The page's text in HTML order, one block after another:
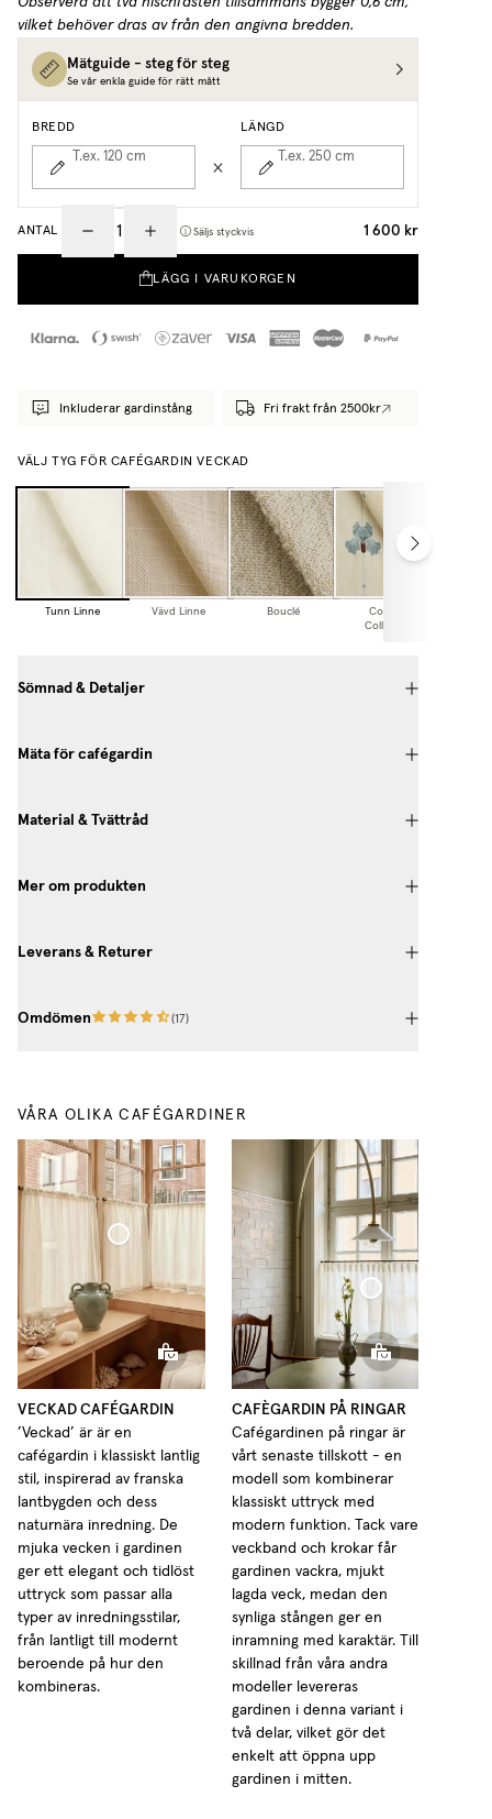
vilket behöver dras av från den angivna bredden.
Mätguide - steg för steg
Se vår enkla guide för rätt mått
BREDD
T.ex. 120 cm
LÄNGD
T.ex. 250 cm
ANTAL Säljs styckvis 1 600 kr
LÄGG I VARUKORGEN
Inkluderar gardinstång Fri frakt från 2500kr
VÄLJ TYG FÖR CAFÉGARDIN VECKAD
Tunn Linne Vävd Linne Bouclé
Cottage
Collection
Sömnad & Detaljer
Mäta för cafégardin
Material & Tvättråd
Mer om produkten
Leverans & Returer
Omdömen (17)
VÅRA OLIKA CAFÉGARDINER
VECKAD CAFÉGARDIN
’Veckad’ är är en
cafégardin i klassiskt lantlig
stil, inspirerad av franska
lantbygden och dess
naturnära inredning. De
mjuka vecken i gardinen
ger ett elegant och tidlöst
uttryck som passar alla
typer av inredningsstilar,
från lantligt till modernt
beroende på hur den
kombineras.
Cafégardin med Ringar Tunn Linne
CAFÈGARDIN PÅ RINGAR
Cafégardinen på ringar är
vårt senaste tillskott - en
modell som kombinerar
klassiskt uttryck med
modern funktion. Tack vare
veckband och krokar får
gardinen vackra, mjukt
lagda veck, medan den
synliga stången ger en
inramning med karaktär. Till
skillnad från våra andra
modeller levereras
gardinen i denna variant i
två delar, vilket gör det
enkelt att öppna upp
gardinen i mitten.